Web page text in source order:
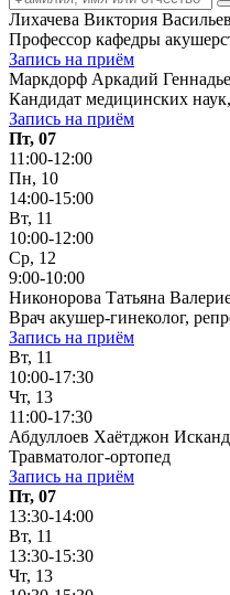
Лихачева Виктория
Профессор кафедры
Запись на приём
Маркдорф Аркадий
Кандидат медицинских
Запись на приём
Пт, 07
11:00-12:00
Пн, 10
14:00-15:00
Вт, 11
10:00-12:00
Ср, 12
9:00-10:00
Никонорова Татьяна
Врач акушер-гинеколог,
Запись на приём
Вт, 11
10:00-17:30
Чт, 13
11:00-17:30
Абдуллоев Хаётджон
Травматолог-ортопед
Запись на приём
Пт, 07
13:30-14:00
Вт, 11
13:30-15:30
Чт, 13